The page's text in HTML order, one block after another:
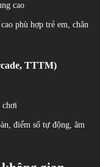
cao
phù hợp trẻ em, chân
TTTM)
chơi
điểm số tự động, âm